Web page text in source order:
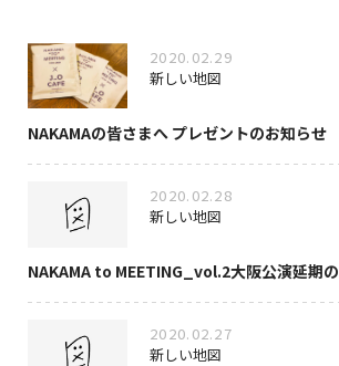
CHIZULOG
お問い合わせ
メールマガジン登録/解除
2020.02.29
新しい地図
NAKAMAの皆さまへ プレゼントのお知らせ
2020.02.28
新しい地図
NAKAMA to MEETING_vol.2大阪公演延期
2020.02.27
新しい地図